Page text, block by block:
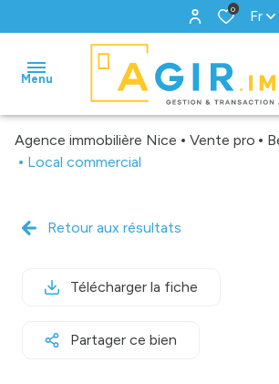
0 Fr
Menu
accueil
locations
gestion
vendus
Agence immobilière Nice Vente pro
Local commercial
Retour aux résultats
Télécharger la fiche
Partager ce bien